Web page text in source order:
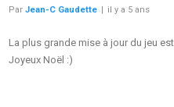
ParJean-C Gaudette | il y a 5 ans
La plus grande mise à jour du jeu
Joyeux Noël :)